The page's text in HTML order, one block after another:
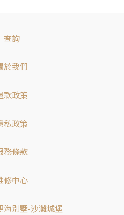
查詢
於我們
款政策
私政策
務條款
修中心
海別墅-沙灘城堡